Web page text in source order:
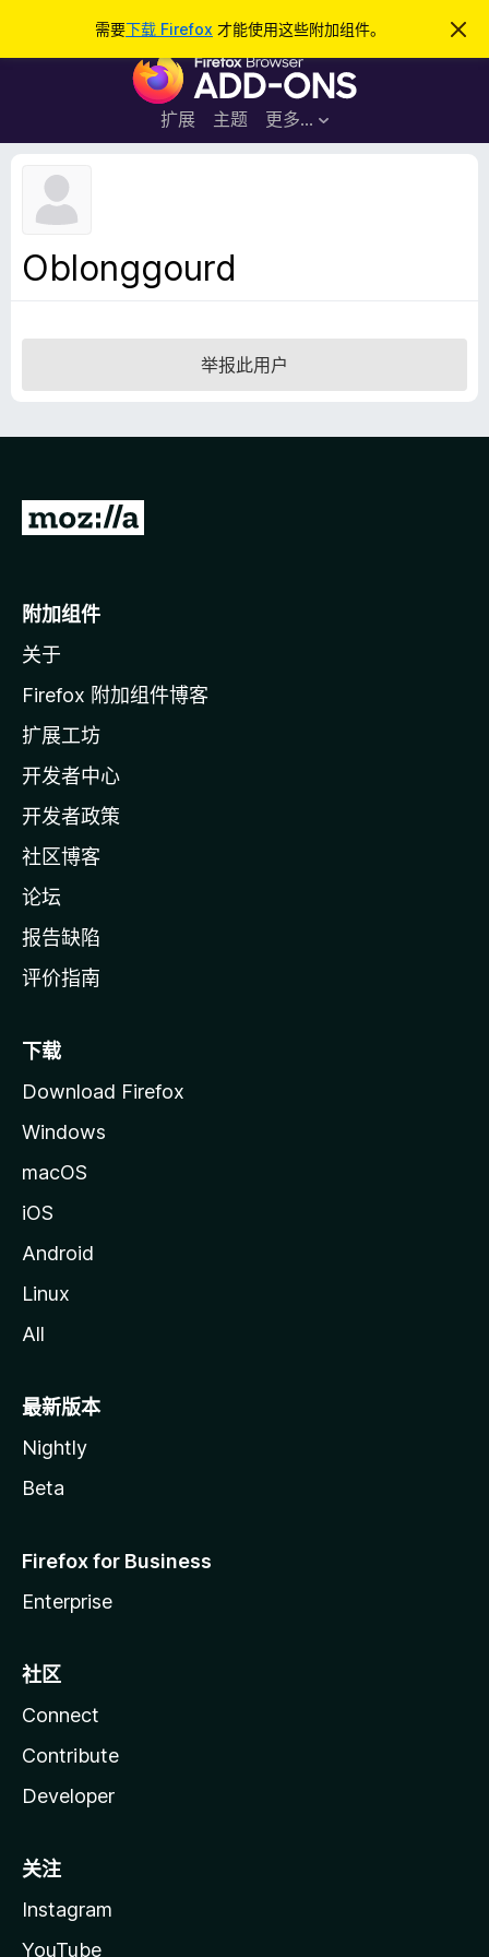
需要下载 Firefox 才能使用这些附加组件。
忽
此
F
r
e
加
组
扩展 主题 更多…
登录
Oblonggourd
举报此用户
转
o
i
l
a
主
页
附加组件
关于
Firefox 附加组件博客
扩展工坊
开发者中心
开发者政策
社区博客
论坛
报告缺陷
评价指南
下载
Download Firefox
Windows
macOS
iOS
Android
Linux
All
最新版本
Nightly
Beta
Firefox for Business
Enterprise
社区
Connect
Contribute
Developer
关注
Instagram
YouTube